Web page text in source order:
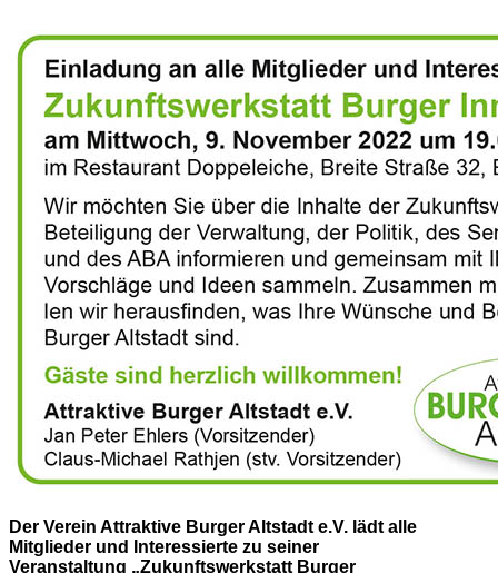
Der Verein Attraktive Burger Altstadt e.V. lädt alle
Mitglieder und Interessierte zu seiner
Veranstaltung „Zukunftswerkstatt Burger